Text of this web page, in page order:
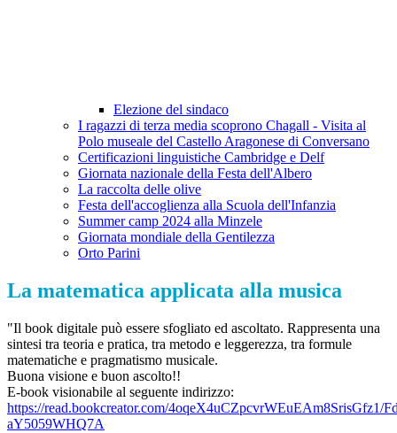
Elezione del sindaco
I ragazzi di terza media scoprono Chagall - Visita al
Polo museale del Castello Aragonese di Conversano
Certificazioni linguistiche Cambridge e Delf
Giornata nazionale della Festa dell'Albero
La raccolta delle olive
Festa dell'accoglienza alla Scuola dell'Infanzia
Summer camp 2024 alla Minzele
Giornata mondiale della Gentilezza
Orto Parini
La matematica applicata alla musica
"Il book digitale può essere sfogliato ed ascoltato. Rappresenta una
sintesi tra teoria e pratica, tra metodo e leggerezza, tra formule
matematiche e pragmatismo musicale.
Buona visione e buon ascolto!!
E-book visionabile al seguente indirizzo:
https://read.bookcreator.com/4oqeX4uCZpcvrWEuEAm8SrisGfz1/
aY5059WHQ7A